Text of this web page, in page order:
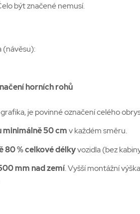
být značené nemusí.
(návěsu):
horních rohů
je povinné označení celého
minimálně 50 cmv každém směru.
80 %celkové délkyvozidla (bez
mm nad zemí. Vyšší montážní